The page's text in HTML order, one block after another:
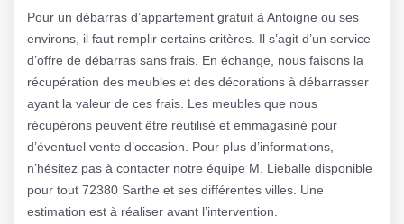
Pour un débarras d’appartement gratuit à Antoigne ou ses
environs, il faut remplir certains critères. Il s’agit d’un service
d’offre de débarras sans frais. En échange, nous faisons la
récupération des meubles et des décorations à débarrasser
ayant la valeur de ces frais. Les meubles que nous
récupérons peuvent être réutilisé et emmagasiné pour
d’éventuel vente d’occasion. Pour plus d’informations,
n’hésitez pas à contacter notre équipe M. Lieballe disponible
pour tout 72380 Sarthe et ses différentes villes. Une
estimation est à réaliser avant l’intervention.